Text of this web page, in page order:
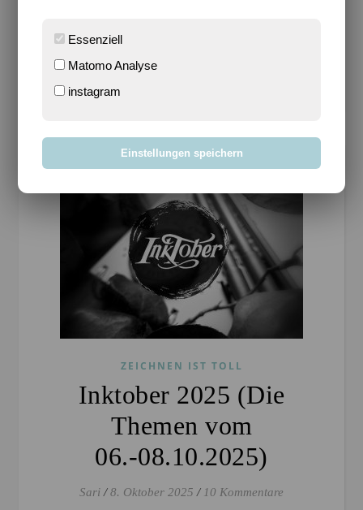
WEITERLESEN
ZEICHNEN IST TOLL
Inktober 2025 (Die
Themen vom
06.-08.10.2025)
Sari / 8. Oktober 2025 / 10 Kommentare
Essenziell
Matomo Analyse
instagram
Einstellungen speichern